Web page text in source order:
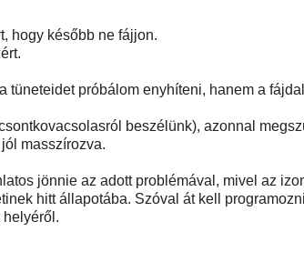
hogy később ne fájjon.
tüneteidet próbálom enyhíteni, hanem a
beszélünk), azonnal
masszírozva.
jönnie az adott problémával, mivel az
hitt állapotába. Szóval át kell
helyéről.